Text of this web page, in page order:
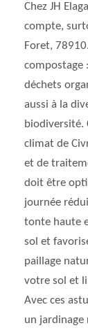
Chez JH
compte,
Foret,
compostage
déchets
aussi à la
biodiversité.
climat de
et de
doit être
journée
tonte haute
sol et
paillage
votre sol et
Avec ces
un jardinage